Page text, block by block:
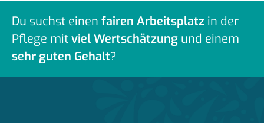
Du suchst einen fairen Arbeitsplatz in der
Pflege mitviel Wertschätzung und einem
sehr guten Gehalt?